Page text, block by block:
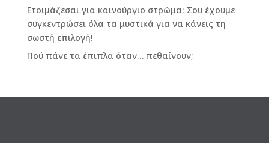
Ετοιμάζεσαι για καινούργιο στρώμα; Σου έχουμε
συγκεντρώσει όλα τα μυστικά για να κάνεις τη
σωστή επιλογή!
Πού πάνε τα έπιπλα όταν… πεθαίνουν;